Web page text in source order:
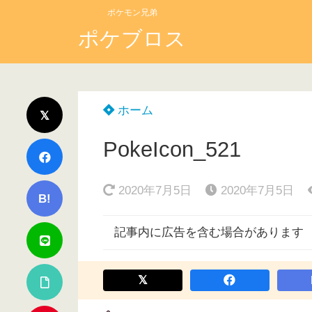
ポケモン兄弟
ポケブロス
B!
ホーム
PokeIcon_521
2020年7月5日 2020年7月5日
記事内に広告を含む場合があります